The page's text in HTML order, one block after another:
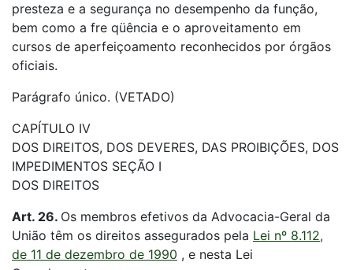
presteza e a segurança no desempenho da função,
bem como a fre qüência e o aproveitamento em
cursos de aperfeiçoamento reconhecidos por órgãos
oficiais.
Parágrafo único. (VETADO)
CAPÍTULO IV
DOS DIREITOS, DOS DEVERES, DAS PROIBIÇÕES, DOS
IMPEDIMENTOS SEÇÃO I
DOS DIREITOS
Art. 26. Os membros efetivos da Advocacia-Geral da
União têm os direitos assegurados pela Lei nº 8.112,
de 11 de dezembro de 1990 , e nesta Lei